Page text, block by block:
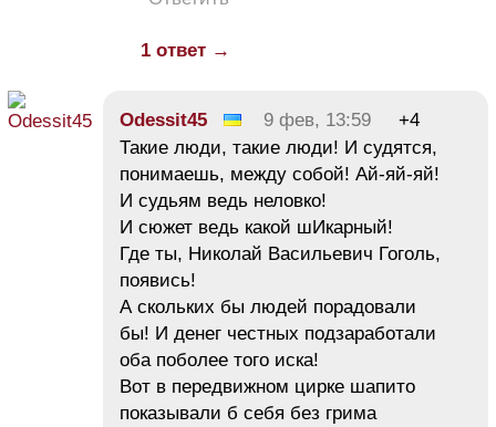
1 ответ →
Odessit45 9 фев, 13:59
+4
Такие люди, такие люди! И судятся,
понимаешь, между собой! Ай-яй-яй!
И судьям ведь неловко!
И сюжет ведь какой шИкарный!
Где ты, Николай Васильевич Гоголь,
появись!
А скольких бы людей порадовали
бы! И денег честных подзаработали
оба поболее того иска!
Вот в передвижном цирке шапито
показывали б себя без грима